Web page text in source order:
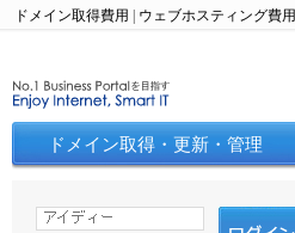
ドメイン取得費用 ウェブホスティング費用
ドメイン取得・更新・管理